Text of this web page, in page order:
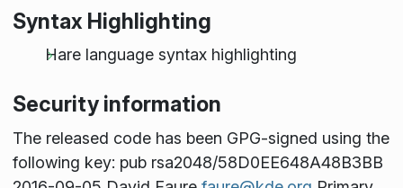
Syntax Highlighting
Hare language syntax highlighting
Security information
The released code has been GPG-signed using the
following key: pub rsa2048/58D0EE648A48B3BB